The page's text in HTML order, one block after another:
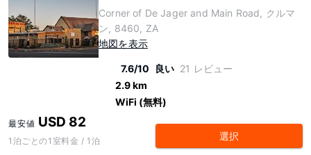
Corner of De Jager and Main Road, クルマ
ン, 8460, ZA
地図を表示
7.6/10 良い 21 レビュー
2.9 km
WiFi (無料)
最安値 USD 82
1泊ごとの1室料金 / 1泊 選択